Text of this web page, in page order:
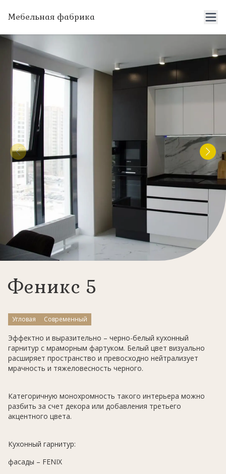
Мебельная фабрика
Феникс 5
Угловая Современный
Эффектно и выразительно – черно-белый кухонный
гарнитур с мраморным фартуком. Белый цвет визуально
расширяет пространство и превосходно нейтрализует
мрачность и тяжеловесность черного.
Категоричную монохромность такого интерьера можно
разбить за счет декора или добавления третьего
акцентного цвета.
Кухонный гарнитур:
фасады – FENIX